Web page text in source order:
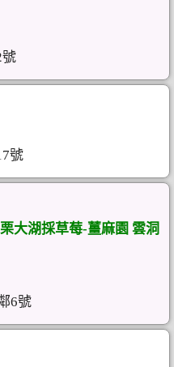
號
大湖採草莓-薑麻園 雲洞
6號